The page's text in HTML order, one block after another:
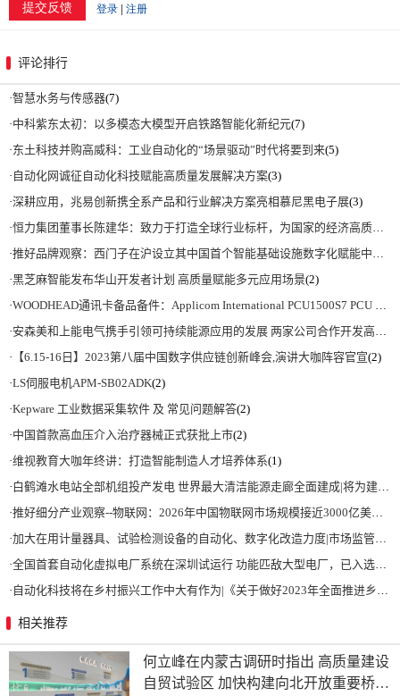
评论排行
·智慧水务与传感器(7)
·中科紫东太初：以多模态大模型开启铁路智能化新纪元(7)
·东土科技并购高威科：工业自动化的“场景驱动”时代将要到来(5)
· 自动化网诚征自动化科技赋能高质量发展解决方案(3)
·深耕应用，兆易创新携全系产品和行业解决方案亮相慕尼黑电子展(3)
·恒力集团董事长陈建华：致力于打造全球行业标杆，为国家的经济高质量发展贡献更大力量|上海电气集团党委书记、董事长吴磊来访
·推好品牌观察：西门子在沪设立其中国首个智能基础设施数字化赋能中心
·黑芝麻智能发布华山开发者计划 高质量赋能多元应用场景(2)
·WOODHEAD通讯卡备品备件：Applicom International PCU1500S7 PCU 1500 S7 V4.5.0
·安森美和上能电气携手引领可持续能源应用的发展 两家公司合作开发高性能储能和太阳能组串式逆变器方案 以实现可持续的未来
· 【6.15-16日】2023第八届中国数字供应链创新峰会,演讲大咖阵容官宣(2)
·LS伺服电机APM-SB02ADK(2)
·Kepware 工业数据采集软件 及 常见问题解答(2)
·中国首款高血压介入治疗器械正式获批上市(2)
·维视教育大咖年终讲：打造智能制造人才培养体系(1)
·白鹤滩水电站全部机组投产发电 世界最大清洁能源走廊全面建成|将为建设新型能源体系、保障国家能源安全、实现“双碳”目标提供有力支撑
·推好细分产业观察--物联网：2026年中国物联网市场规模接近3000亿美元 智慧工厂、智慧城市、智慧电网等将占60%以上
·加大在用计量器具、试验检测设备的自动化、数字化改造力度|市场监管总局 工业和信息化部 关于促进企业计量能力提升的指导意见
·全国首套自动化虚拟电厂系统在深圳试运行 功能匹敌大型电厂，已入选国际典型案例
· 自动化科技将在乡村振兴工作中大有作为|《关于做好2023年全面推进乡村振兴重点工作的意见》发布
相关推荐
何立峰在内蒙古调研时指出 高质量建设
自贸试验区 加快构建向北开放重要桥头